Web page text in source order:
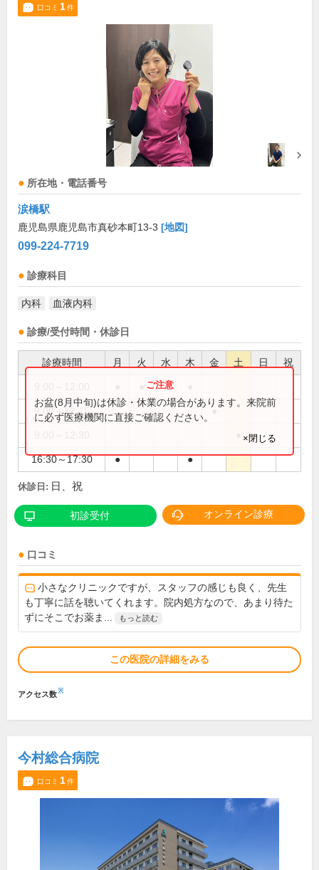
口コミ 1件
所在地・電話番号
涙橋駅
鹿児島県鹿児島市真砂本町13-3 [地図]
099-224-7719
診療科目
内科 血液内科
診療/受付時間・休診日
診療時間 月 火 水 木 金 土 日 祝
●
9:00～12:15 ●
16:30～17:30 ● ●
お盆(8月中旬)は休診・休業の場合があります。来院前
に必ず医療機関に直接ご確認ください。
×閉じる
休診日: 日、祝
初診受付 オンライン診療
口コミ
小さなクリニックですが、スタッフの感じも良く、先生
も丁寧に話を聴いてくれます。院内処方なので、あまり待た
ずにそこでお薬ま...
もっと読む
この医院の詳細をみる
アクセス数※
今村総合病院
口コミ 1件